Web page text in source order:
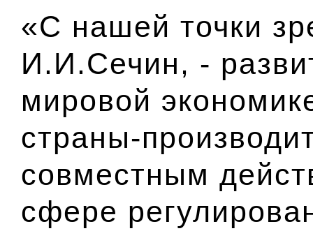
«С нашей точки
И.И.Сечин, -
мировой
страны-
совместным
сфере